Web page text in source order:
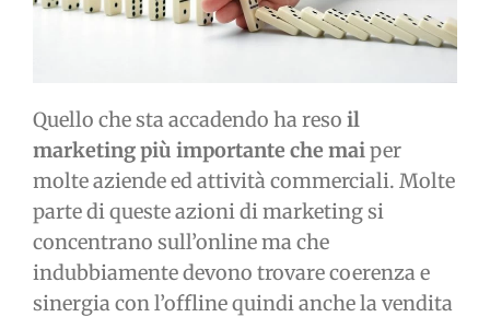
Quello che sta accadendo ha reso il
marketing più importante che maiper
molte aziende ed attività commerciali. Molte
parte di queste azioni di marketing si
concentrano sull’online ma che
indubbiamente devono trovare coerenza e
sinergia con l’offline quindi anche la vendita